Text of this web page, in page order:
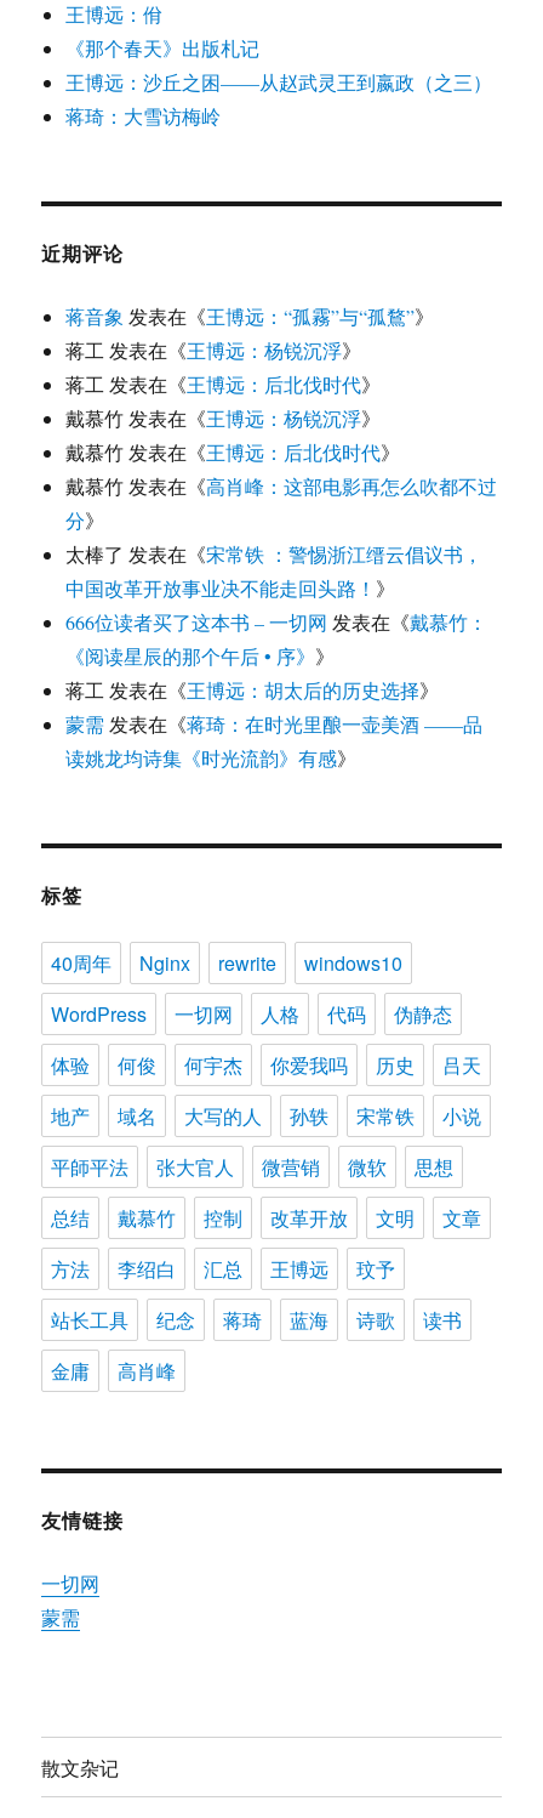
王博远：佾
《那个春天》出版札记
王博远：沙丘之困——从赵武灵王到嬴政（之三）
蒋琦：大雪访梅岭
近期评论
蒋音象 发表在《王博远：“孤霧”与“孤鶩”》
蒋工 发表在《王博远：杨锐沉浮》
蒋工 发表在《王博远：后北伐时代》
戴慕竹 发表在《王博远：杨锐沉浮》
戴慕竹 发表在《王博远：后北伐时代》
戴慕竹 发表在《高肖峰：这部电影再怎么吹都不过
分》
太棒了 发表在《宋常铁 ：警惕浙江缙云倡议书，
中国改革开放事业决不能走回头路！ 》
666位读者买了这本书 – 一切网 发表在《戴慕竹：
《阅读星辰的那个午后 • 序》 》
蒋工 发表在《王博远：胡太后的历史选择》
蒙需 发表在《蒋琦：在时光里酿一壶美酒 ——品
读姚龙均诗集《时光流韵》有感》
标签
40周年 Nginx rewrite
windows10
WordPress
一切网 人格 代码
伪静态
体验
何俊 何宇杰 你爱我吗 历史
吕天
地产
域名 大写的人 孙轶 宋常铁
小说
平師平法
张大官人 微营销 微软
思想
总结
戴慕竹 控制 改革开放 文明
文章
方法
李绍白 汇总 王博远
玟予
站长工具
纪念 蒋琦 蓝海 诗歌
读书
金庸
高肖峰
友情链接
一切网
蒙需
散文杂记